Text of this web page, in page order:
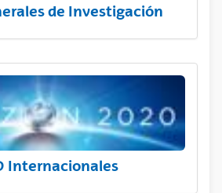
de Investigación
Internacionales